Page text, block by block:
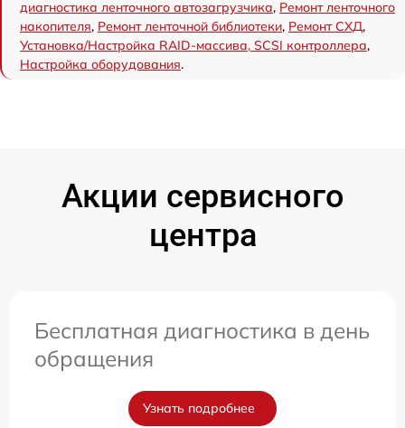
диагностика ленточного автозагрузчика, Ремонт ленточного
накопителя, Ремонт ленточной библиотеки, Ремонт СХД,
Установка/Настройка RAID-массива, SCSI контроллера,
Настройка оборудования.
Акции сервисного
центра
Бесплатная диагностика в день
обращения
Узнать подробнее